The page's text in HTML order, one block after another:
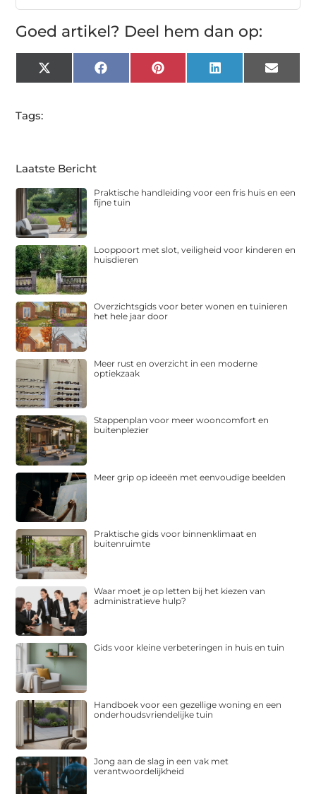
Goed artikel? Deel hem dan op:
X
(Twitter)
FacebookPinterest LinkedIn Email
Tags:
Laatste Bericht
Praktische handleiding voor een fris huis en een
fijne tuin
Looppoort met slot, veiligheid voor kinderen en
huisdieren
Overzichtsgids voor beter wonen en tuinieren
het hele jaar door
Meer rust en overzicht in een moderne
optiekzaak
Stappenplan voor meer wooncomfort en
buitenplezier
Meer grip op ideeën met eenvoudige beelden
Praktische gids voor binnenklimaat en
buitenruimte
Waar moet je op letten bij het kiezen van
administratieve hulp?
Gids voor kleine verbeteringen in huis en tuin
Handboek voor een gezellige woning en een
onderhoudsvriendelijke tuin
Jong aan de slag in een vak met
verantwoordelijkheid